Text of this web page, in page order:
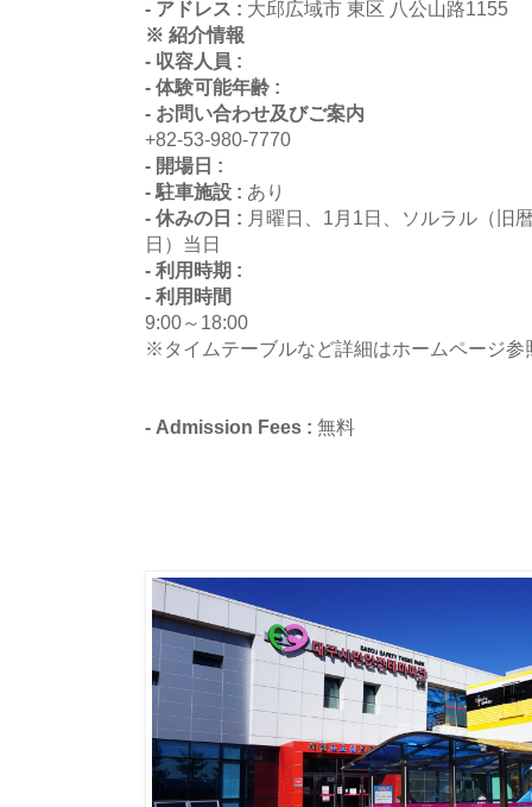
- アドレス : 大邱広域市 東区 八公山路1155
※ 紹介情報
- 収容人員 :
- 体験可能年齢 :
- お問い合わせ及びご案内
+82-53-980-7770
- 開場日 :
- 駐車施設 : あり
- 休みの日 : 月曜日、1月1日、ソルラル（旧
日）当日
- 利用時期 :
- 利用時間
9:00～18:00
※タイムテーブルなど詳細はホームページ参
- Admission Fees : 無料